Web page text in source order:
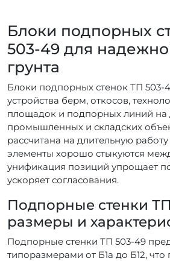
Блоки подпорных
503-49 для
грунта
Блоки подпорных стенок ТП 503-
устройства берм, откосов,
площадок и подпорных линий на
промышленных и складских
рассчитана на длительную
элементы хорошо стыкуются
унификация позиций упрощает
ускоряет согласования.
Подпорные стенки
размеры и
Подпорные стенки ТП 503-49
типоразмерами от Б1а до Б12, что